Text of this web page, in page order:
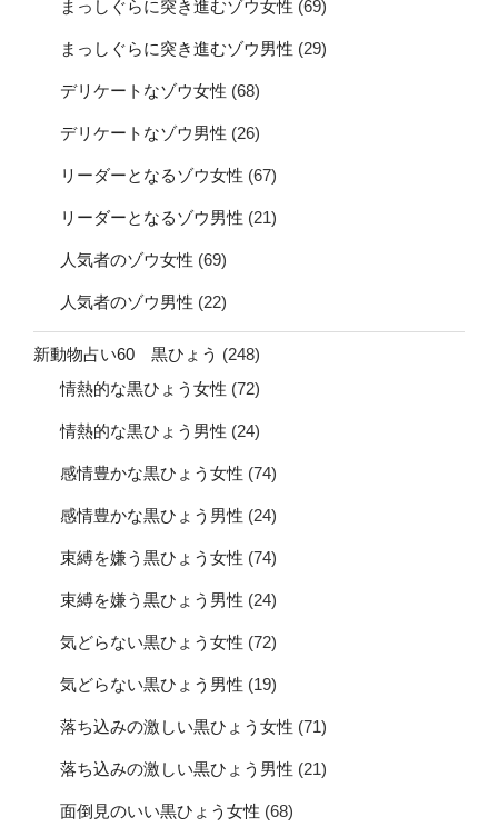
まっしぐらに突き進むゾウ女性 (69)
まっしぐらに突き進むゾウ男性 (29)
デリケートなゾウ女性 (68)
デリケートなゾウ男性 (26)
リーダーとなるゾウ女性 (67)
リーダーとなるゾウ男性 (21)
人気者のゾウ女性 (69)
人気者のゾウ男性 (22)
新動物占い60 黒ひょう (248)
情熱的な黒ひょう女性 (72)
情熱的な黒ひょう男性 (24)
感情豊かな黒ひょう女性 (74)
感情豊かな黒ひょう男性 (24)
束縛を嫌う黒ひょう女性 (74)
束縛を嫌う黒ひょう男性 (24)
気どらない黒ひょう女性 (72)
気どらない黒ひょう男性 (19)
落ち込みの激しい黒ひょう女性 (71)
落ち込みの激しい黒ひょう男性 (21)
面倒見のいい黒ひょう女性 (68)